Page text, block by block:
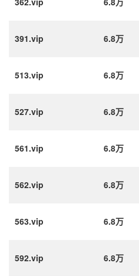
391.vip 6.8万
513.vip 6.8万
527.vip 6.8万
561.vip 6.8万
562.vip 6.8万
563.vip 6.8万
592.vip 6.8万